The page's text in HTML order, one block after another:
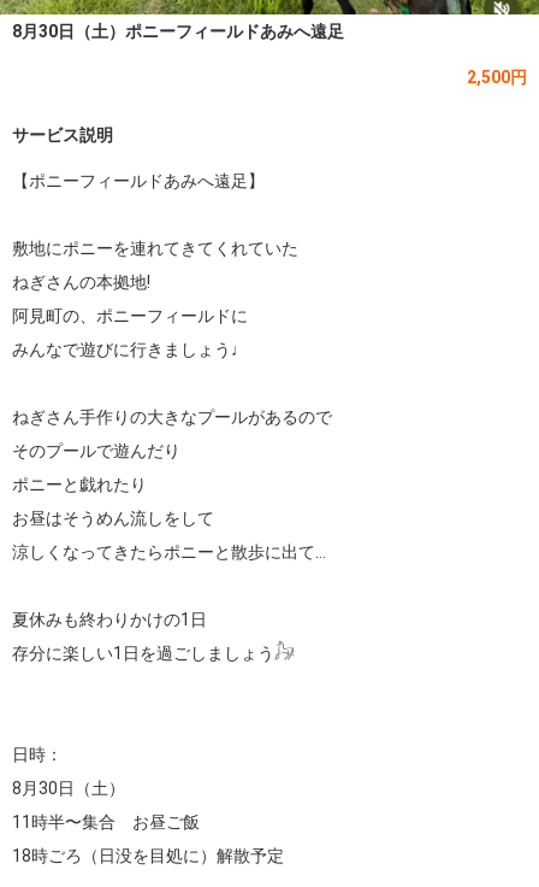
8月30日（土）ポニーフィールドあみへ遠足
2,500円
サービス説明
【ポニーフィールドあみへ遠足】
敷地にポニーを連れてきてくれていた
ねぎさんの本拠地!
阿見町の、ポニーフィールドに
みんなで遊びに行きましょう♩
ねぎさん手作りの大きなプールがあるので
そのプールで遊んだり
ポニーと戯れたり
お昼はそうめん流しをして
涼しくなってきたらポニーと散歩に出て…
夏休みも終わりかけの1日
存分に楽しい1日を過ごしましょう𓃗
日時：
8月30日（土）
11時半〜集合　お昼ご飯
18時ごろ（日没を目処に）解散予定